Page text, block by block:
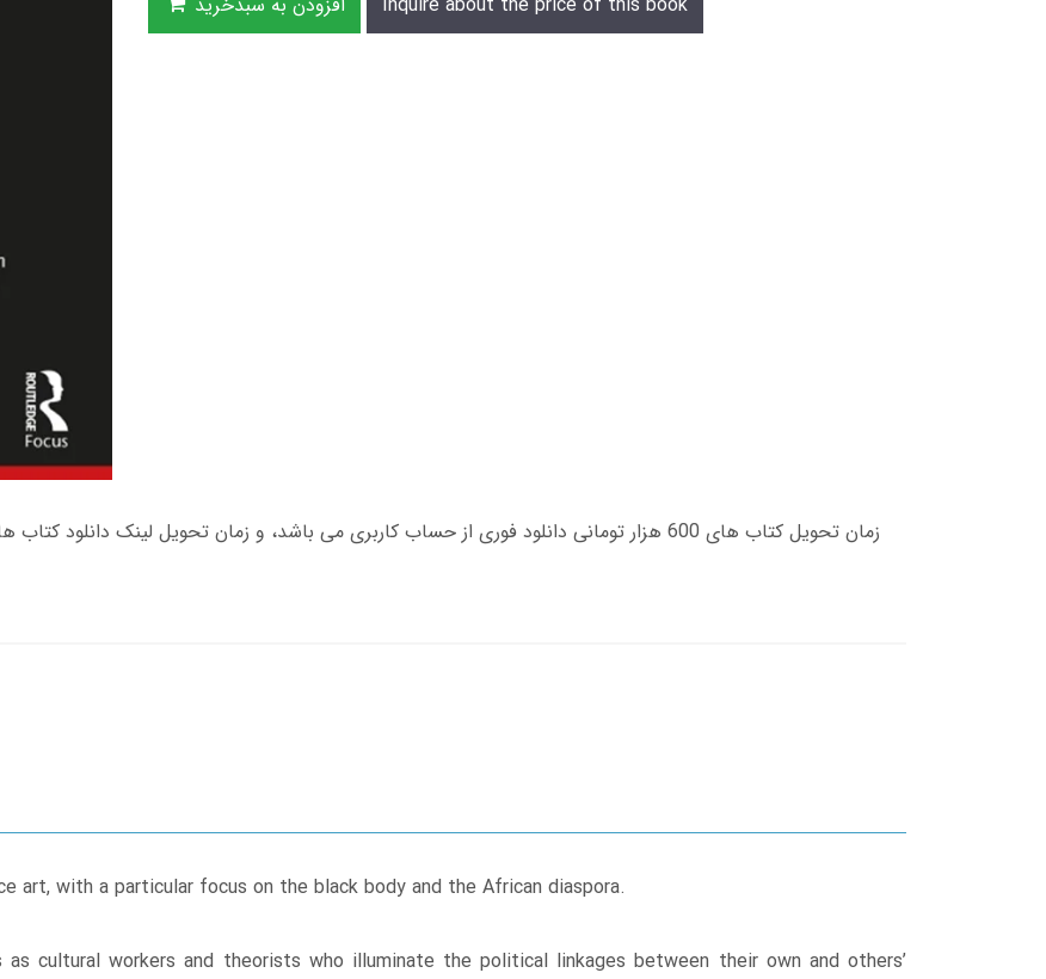
art, with a particular focus on the black body and the African diaspora.
cultural workers and theorists who illuminate the political linkages between their own and others’